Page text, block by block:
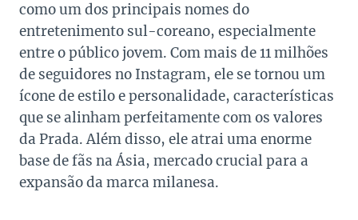
como um dos principais nomes do
entretenimento sul-coreano, especialmente
entre o público jovem. Com mais de 11 milhões
de seguidores no Instagram, ele se tornou um
ícone de estilo e personalidade, características
que se alinham perfeitamente com os valores
da Prada. Além disso, ele atrai uma enorme
base de fãs na Ásia, mercado crucial para a
expansão da marca milanesa.